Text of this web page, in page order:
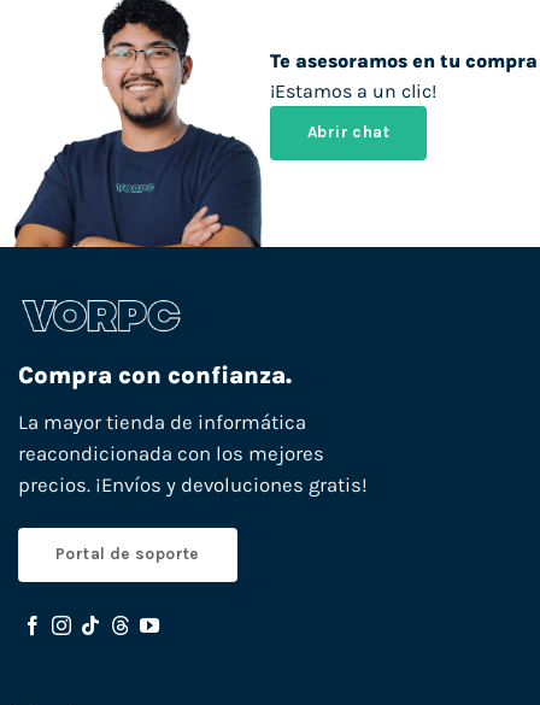
Te asesoramos en tu compra
¡Estamos a un clic!
Abrir chat
Compra con confianza.
La mayor tienda de informática
reacondicionada con los mejores
precios. ¡Envíos y devoluciones gratis!
Portal de soporte